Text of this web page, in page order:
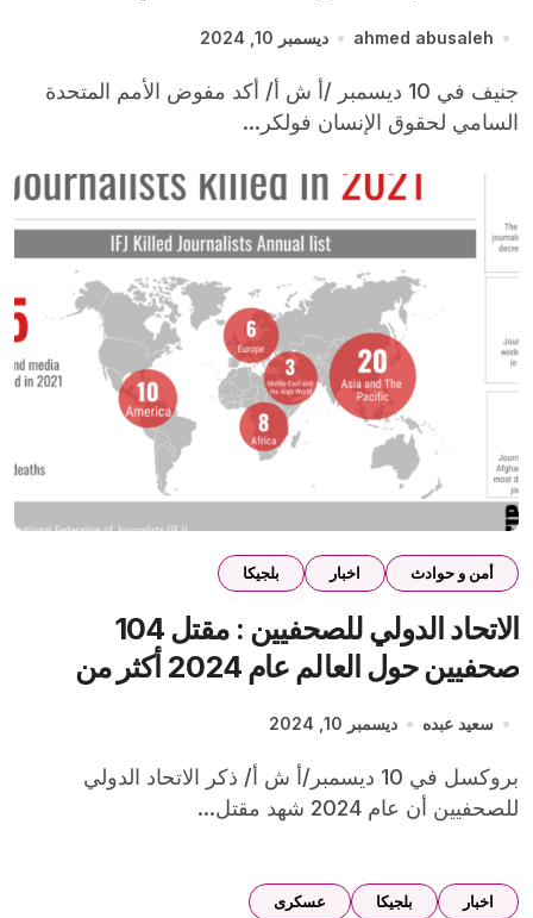
ahmed abusaleh ديسمبر 10, 2024
جنيف في 10 ديسمبر /أ ش أ/ أكد مفوض الأمم المتحدة
السامي لحقوق الإنسان فولكر...
أمن و حوادث اخبار بلجيكا
الاتحاد الدولي للصحفيين : مقتل 104
صحفيين حول العالم عام 2024 أكثر من
سعيد عبده ديسمبر 10, 2024
بروكسل في 10 ديسمبر/أ ش أ/ ذكر الاتحاد الدولي
للصحفيين أن عام 2024 شهد مقتل...
اخبار بلجيكا عسكرى